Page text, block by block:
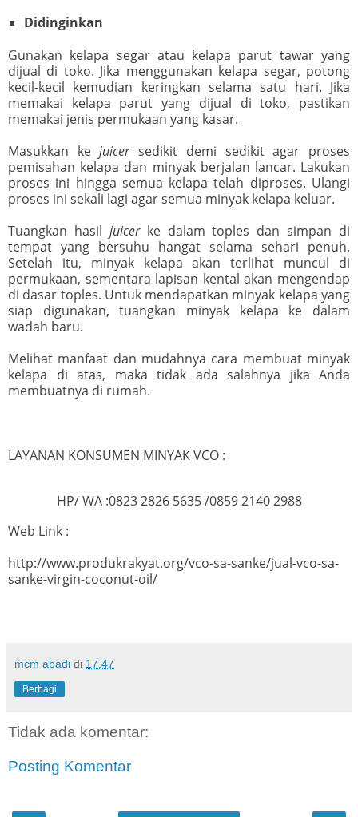
Didinginkan
Gunakan kelapa segar atau kelapa parut tawar yang
dijual di toko. Jika menggunakan kelapa segar, potong
kecil-kecil kemudian keringkan selama satu hari. Jika
memakai kelapa parut yang dijual di toko, pastikan
memakai jenis permukaan yang kasar.
Masukkan kejuicersedikit demi sedikit agar proses
pemisahan kelapa dan minyak berjalan lancar. Lakukan
proses ini hingga semua kelapa telah diproses. Ulangi
proses ini sekali lagi agar semua minyak kelapa keluar.
Tuangkan hasil juicerke dalam toples dan simpan di
tempat yang bersuhu hangat selama sehari penuh.
Setelah itu, minyak kelapa akan terlihat muncul di
permukaan, sementara lapisan kental akan mengendap
di dasar toples. Untuk mendapatkan minyak kelapa yang
siap digunakan, tuangkan minyak kelapa ke dalam
wadah baru.
Melihat manfaat dan mudahnya cara membuat minyak
kelapa di atas, maka tidak ada salahnya jika Anda
membuatnya di rumah.
LAYANAN KONSUMEN MINYAK VCO :
HP/ WA :0823 2826 5635 /0859 2140 2988
Web Link :
http://www.produkrakyat.org/vco-sa-sanke/jual-vco-sa-
sanke-virgin-coconut-oil/
mcm abadi di 17.47
Berbagi
Tidak ada komentar:
Posting Komentar